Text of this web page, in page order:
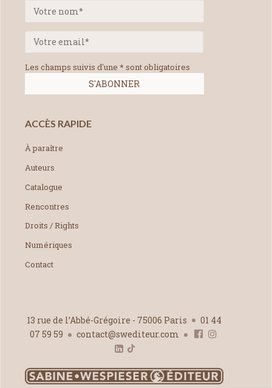
Les champs suivis d'une * sont obligatoires
ACCÈS RAPIDE
À paraître
Auteurs
Catalogue
Rencontres
Droits / Rights
Numériques
Contact
13 rue de l’Abbé-Grégoire - 75006 Paris
01 44
07 59 59
contact@swediteur.com